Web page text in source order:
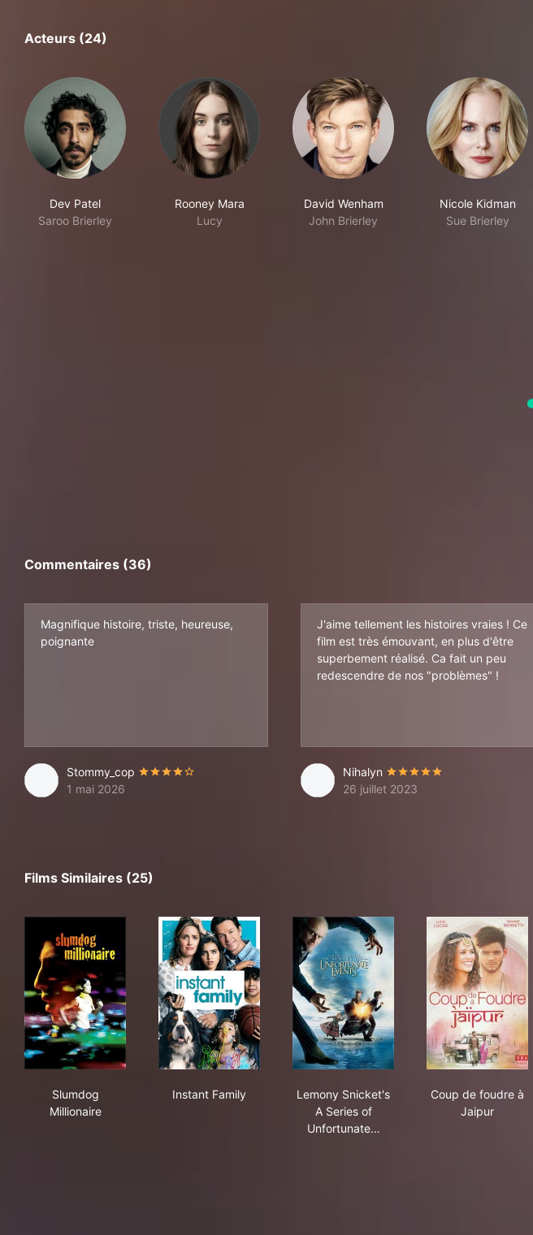
Acteurs (24)
Dev Patel
Saroo Brierley
Rooney Mara
Lucy
David Wenham
John Brierley
Nicole Kidman
Sue Brierley
Commentaires (36)
Magnifique histoire, triste, heureuse,
poignante
Stommy_cop
1 mai 2026
J'aime tellement les histoires vraies ! Ce
film est très émouvant, en plus d'être
superbement réalisé. Ca fait un peu
redescendre de nos "problèmes" !
Nihalyn
26 juillet 2023
Films Similaires (25)
Slumdog
Millionaire
Instant Family
Lemony Snicket's
A Series of
Unfortunate…
Coup de foudre à
Jaipur